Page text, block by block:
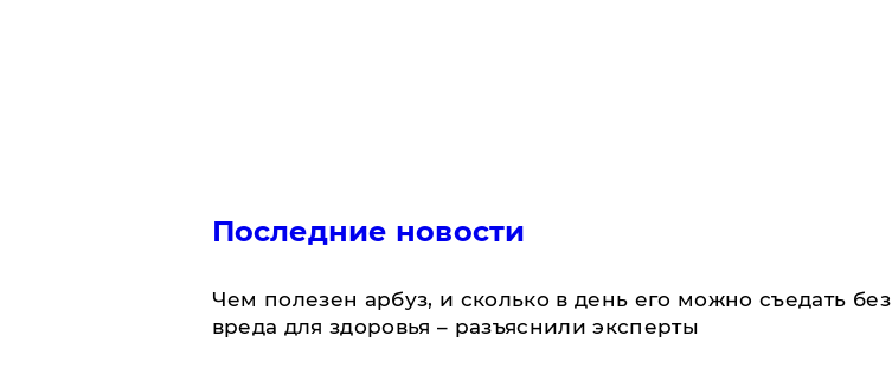
Последние новости
Чем полезен арбуз, и сколько в день его можно съедать без
вреда для здоровья – разъяснили эксперты